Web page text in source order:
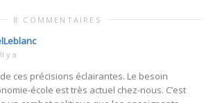
8 COMMENTAIRES
y a
ces précisions éclairantes. Le besoin
école est très actuel chez-nous. C’est